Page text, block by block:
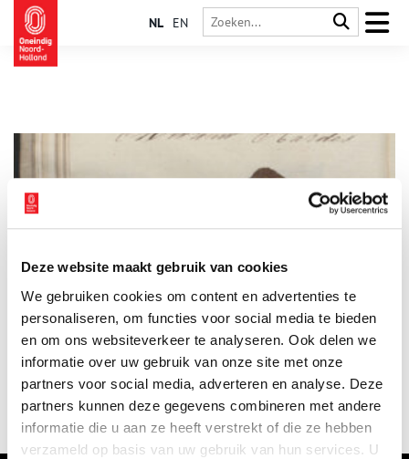
Deze website maakt gebruik van cookies
We gebruiken cookies om content en advertenties te
personaliseren, om functies voor social media te bieden
en om ons websiteverkeer te analyseren. Ook delen we
informatie over uw gebruik van onze site met onze
partners voor social media, adverteren en analyse. Deze
partners kunnen deze gegevens combineren met andere
informatie die u aan ze heeft verstrekt of die ze hebben
verzameld op basis van uw gebruik van hun services. U
NL EN
Elke maand plaatst het Regionaal Archief Alkmaar een
bijzonder archiefstuk uit de collectie in de schijnwerpers. Deze
keer: een boekje met notities over de zeereizen van een
negentiende-eeuwse kapitein, met daarin ook gedroogde
bloemen en bladeren.
3 min